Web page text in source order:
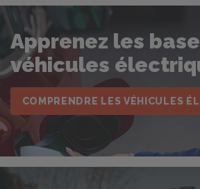
Apprenez les
véhicules
COMPRENDRE LES VÉHICULES